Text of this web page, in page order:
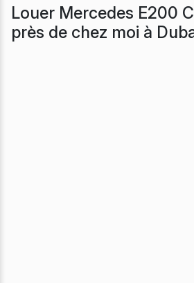
Louer Mercedes E200
près de chez moi à